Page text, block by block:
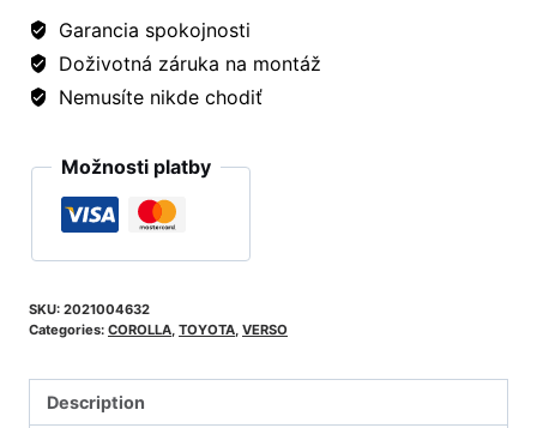
Garancia spokojnosti
Doživotná záruka na montáž
Nemusíte nikde chodiť
Možnosti platby
SKU: 2021004632
Categories: COROLLA TOYOTA VERSO
Description